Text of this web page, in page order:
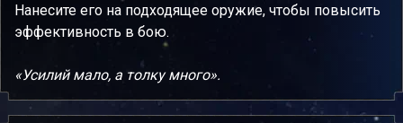
Нанесите его на подходящее оружие, чтобы повысить
эффективность в бою.
«Усилий мало, а толку много».